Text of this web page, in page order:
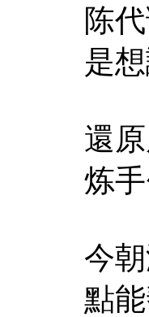
陈
是
還
炼
今
點